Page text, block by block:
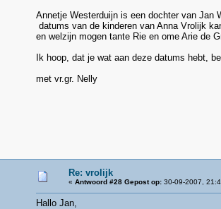
Annetje Westerduijn is een dochter van Jan
datums van de kinderen van Anna Vrolijk
en welzijn mogen tante Rie en ome Arie de
Ik hoop, dat je wat aan deze datums hebt,
met vr.gr. Nelly
Re: vrolijk
« Antwoord #28 Gepost op:30-09-2007,
Hallo Jan,